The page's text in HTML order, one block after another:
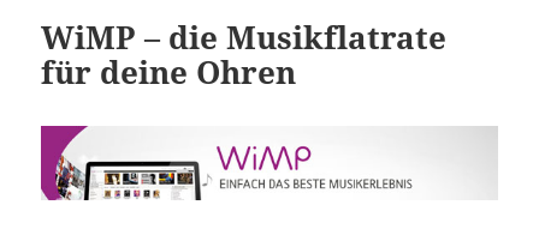
WiMP – die Musikflatrate
für deine Ohren